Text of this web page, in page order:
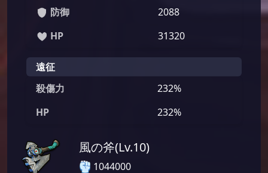
防御
2088
HP
31320
遠征
殺傷力
232%
HP
232%
風の斧(Lv.10)
1044000